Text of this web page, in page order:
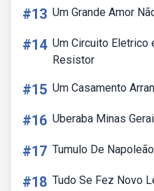
#13 Um Grande Amor
#14 Um Circuito Eletrico
Resistor
#15 Um Casamento
#16 Uberaba Minas
#17 Tumulo De
#18 Tudo Se Fez Novo